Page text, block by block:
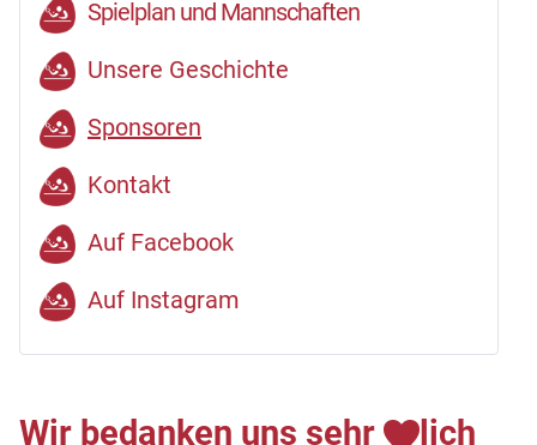
Spielplan und Mannschaften
Unsere Geschichte
Sponsoren
Kontakt
Auf Facebook
Auf Instagram
Wir bedanken uns sehr lich